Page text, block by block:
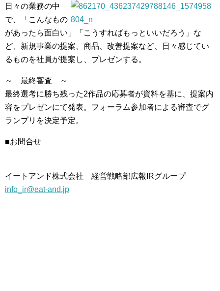
日々の業務の中
で、「こんなもの
があったら面白い」「こうすればもっといいだろう」な
ど、新規事業の提案、商品、改善提案など、日々感じてい
るものを社員が提案し、プレゼンする。
～ 最終審査 ～
最終選考に勝ち残った2作品の応募者が資料を基に、提案内
容をプレゼンにて発表。フォーラム参加者による審査でグ
ランプリを決定予定。
■お問合せ
イートアンド株式会社 経営戦略部広報IRグループ
info_ir@eat-and.jp